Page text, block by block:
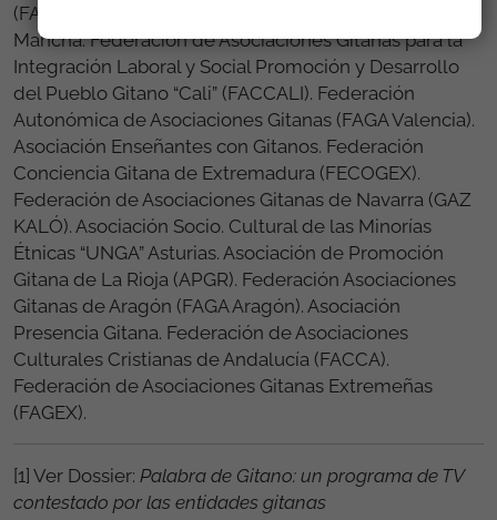
(FAGIC). Federación Regional Gitana de Castilla la
Mancha. Federación de Asociaciones Gitanas para la
Integración Laboral y Social Promoción y Desarrollo
del Pueblo Gitano “Cali” (FACCALI). Federación
Autonómica de Asociaciones Gitanas (FAGA Valencia).
Asociación Enseñantes con Gitanos. Federación
Conciencia Gitana de Extremadura (FECOGEX).
Federación de Asociaciones Gitanas de Navarra (GAZ
KALÓ). Asociación Socio. Cultural de las Minorías
Étnicas “UNGA” Asturias. Asociación de Promoción
Gitana de La Rioja (APGR). Federación Asociaciones
Gitanas de Aragón (FAGA Aragón). Asociación
Presencia Gitana. Federación de Asociaciones
Culturales Cristianas de Andalucía (FACCA).
Federación de Asociaciones Gitanas Extremeñas
(FAGEX).
[1] Ver Dossier: Palabra de Gitano: un programa de TV
contestado por las entidades gitanas